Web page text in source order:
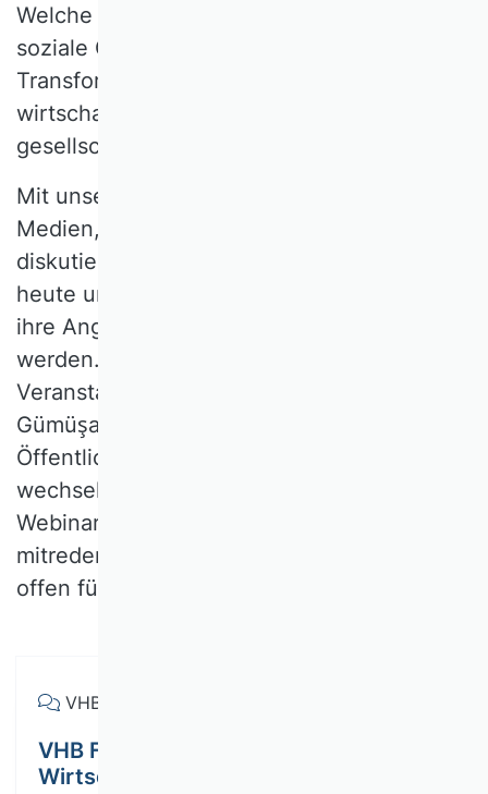
Welche Rolle spielt BWL für Klimaschutz,
soziale Gerechtigkeit oder digitale
Transformation? Wie wird das Fach, seiner
wirtschaftlichen Bedeutung entsprechend,
gesellschaftlich besser wahrgenommen?
Mit unseren Gästen aus Wissenschaft,
Medien, Politik und Zivilgesellschaft
diskutieren wir, wo Betriebswirtschaftslehre
heute und morgen ansetzen muss, damit
ihre Angebote und Expertise gehört
werden. Durch die einstündigen
Veranstaltungen führt Gastgeber Ali A.
Gümüşay (VHB-Gesamtvorstand, Ressort
Öffentlichkeitsarbeit) gemeinsam mit
wechselnden Co-Moderator:innen. Die
Webinar-Reihe richtet sich an alle, die
mitreden und mitgestalten wollen, sie ist
offen für die breite Öffentlichkeit.
VHB Forum
VHB Forum: BWL und
Wirtschaftspolitik